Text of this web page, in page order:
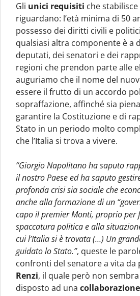
Gli unici requisiti che
riguardano: l’età minima di 50
possesso dei diritti civili e
qualsiasi altra componente è a
deputati, dei senatori e dei
regioni che prendon parte alle
auguriamo che il nome del
essere il frutto di un accordo
sopraffazione, affinché sia
garantire la Costituzione e di
Stato in un periodo molto
che l’Italia si trova a vivere.
“Giorgio Napolitano ha saputo
il nostro Paese ed ha saputo
profonda crisi sia sociale che
anche alla formazione di un
capo il premier Monti, proprio per
spaccatura politica e alla
cui l’Italia si è trovata (…) Un
guidato lo Stato.”, queste le
confronti del senatore a vita da
Renzi, il quale però non
disposto ad una